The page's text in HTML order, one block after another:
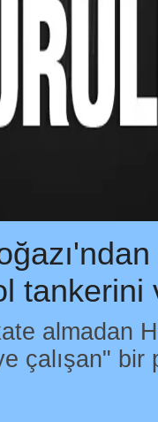
tankerini
almadan
çalışan" bir